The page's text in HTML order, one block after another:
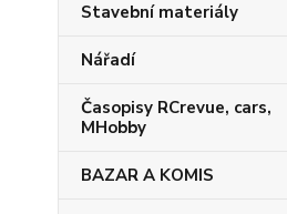
Stavební materiály
Nářadí
Časopisy RCrevue, cars,
MHobby
BAZAR A KOMIS